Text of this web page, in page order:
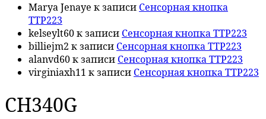
Marya Jenaye к записи Сенсорная кнопка
TTP223
kelseylt60к записи Сенсорная кнопка TTP223
billiejm2 к записи Сенсорная кнопка TTP223
alanvd60к записи Сенсорная кнопка TTP223
virginiaxh11 к записи Сенсорная кнопка TTP223
CH340G